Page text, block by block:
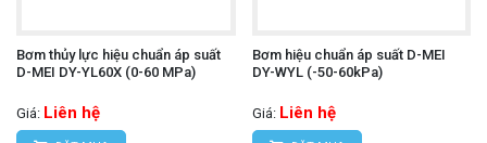
Bơm thủy lực hiệu chuẩn áp suất
D-MEI DY-YL60X (0-60 MPa)
Giá: Liên hệ
Bơm hiệu chuẩn áp suất D-MEI
DY-WYL (-50-60kPa)
Giá: Liên hệ